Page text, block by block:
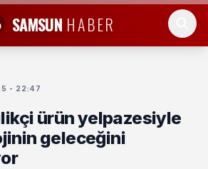
SAMSUN HABER
- 22:47
ürün yelpazesiyle
geleceğini